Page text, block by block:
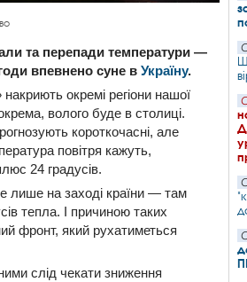
та перепади температури —
впевнено суне в Україну.
окремі регіони нашої
волого буде в столиці.
короткочасні, але
повітря кажуть,
24 градусів.
лише на заході країни — там
тепла. І причиною таких
фронт, який рухатиметься
слід чекати зниження